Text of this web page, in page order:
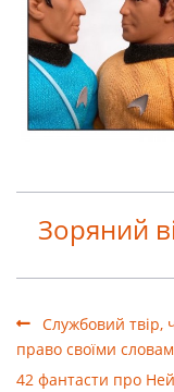
Зоряний
Службовий твір,
право своїми
42 фантасти про